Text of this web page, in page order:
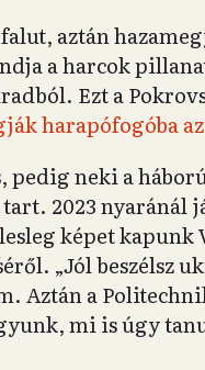
falut, aztán
a harcok
Ezt a
harapófogóba
pedig neki a
tart. 2023 nyaránál
képet kapunk
„Jól beszélsz
Aztán a
mi is úgy